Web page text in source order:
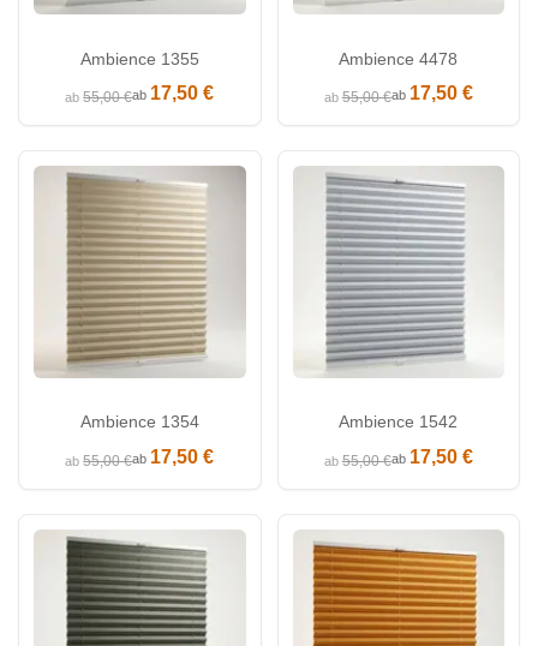
Ambience 1355
ab55,00 €ab 17,50 €
Ambience 4478
ab55,00 €ab 17,50 €
Ambience 1354
ab55,00 €ab 17,50 €
Ambience 1542
ab55,00 €ab 17,50 €